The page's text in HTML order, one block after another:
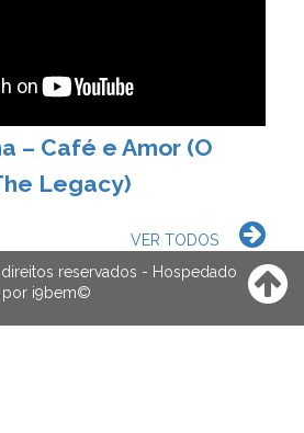
– Café e Amor (O
Legacy)
VER TODOS
reservados - Hospedado
por i9bem©